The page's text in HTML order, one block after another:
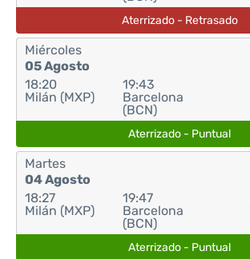
Aterrizado - Retrasado
Miércoles
05 Agosto
18:20
Milán (MXP)
19:43
Barcelona
(BCN)
Aterrizado - Puntual
Martes
04 Agosto
18:27
Milán (MXP)
19:47
Barcelona
(BCN)
Aterrizado - Puntual